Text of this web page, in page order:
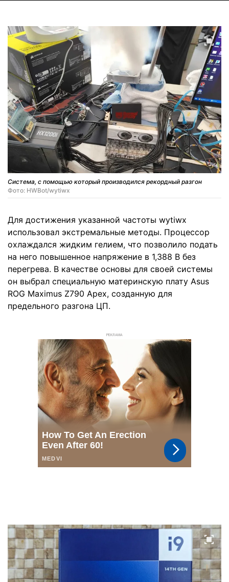
Система, с помощью который производился рекордный разгон
Фото: HWBot/wytiwx
Для достижения указанной частоты wytiwx
использовал экстремальные методы. Процессор
охлаждался жидким гелием, что позволило подать
на него повышенное напряжение в 1,388 В без
перегрева. В качестве основы для своей системы
он выбрал специальную материнскую плату Asus
ROG Maximus Z790 Apex, созданную для
предельного разгона ЦП.
РЕКЛАМА